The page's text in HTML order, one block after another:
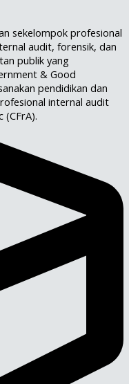
sekelompok profesional
audit, forensik, dan
publik yang
& Good
pendidikan dan
internal audit
(CFrA).